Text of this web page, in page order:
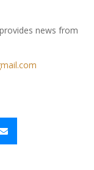
news from